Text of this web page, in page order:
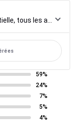
59%
24%
7%
5%
4%